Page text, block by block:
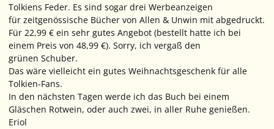
Tolkiens Feder. Es sind sogar drei Werbeanzeigen
für zeitgenössische Bücher von Allen & Unwin mit abgedruckt.
Für 22,99 € ein sehr gutes Angebot (bestellt hatte ich bei
einem Preis von 48,99 €). Sorry, ich vergaß den
grünen Schuber.
Das wäre vielleicht ein gutes Weihnachtsgeschenk für alle
Tolkien-Fans.
In den nächsten Tagen werde ich das Buch bei einem
Gläschen Rotwein, oder auch zwei, in aller Ruhe genießen.
Eriol